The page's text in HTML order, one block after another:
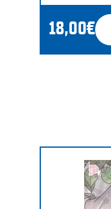
18,00€